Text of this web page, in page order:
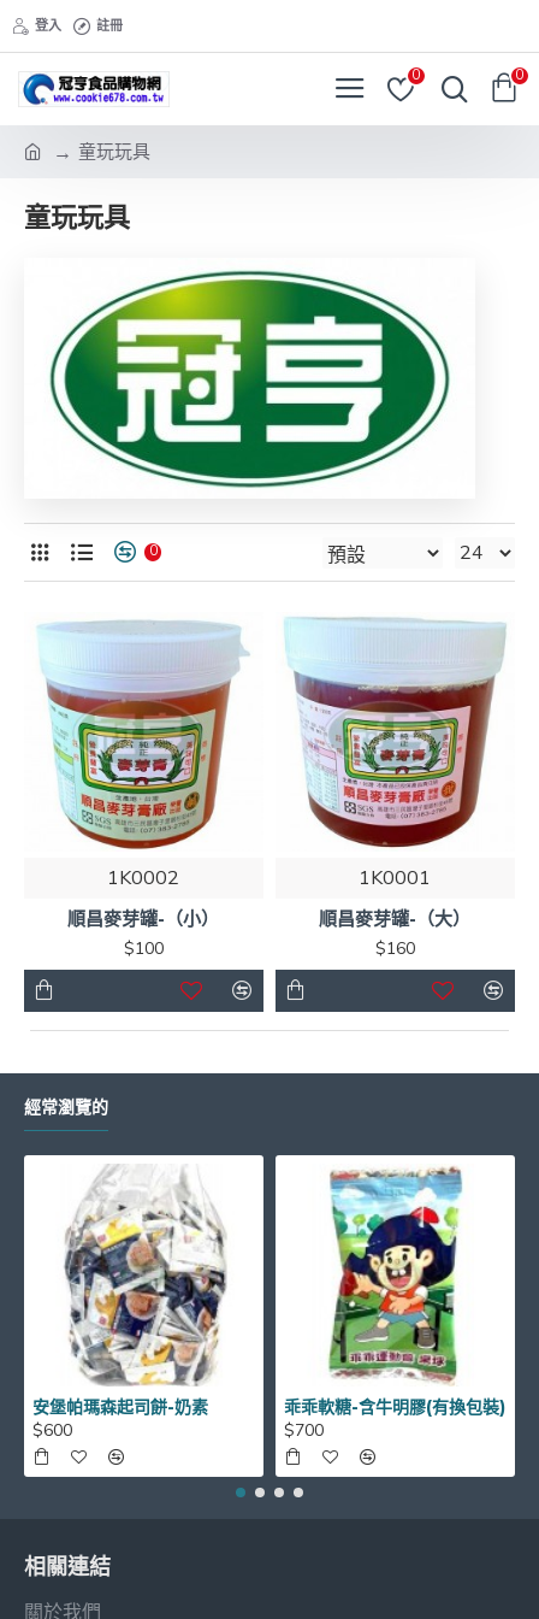
登入 註冊
0 0
童玩玩具
童玩玩具
0
1K0002
順昌麥芽罐-（小）
$100
1K0001
順昌麥芽罐-（大）
$160
經常瀏覽的
安堡帕瑪森起司餅-奶素
$600
乖乖軟糖-含牛明膠(有換包裝)
$700
相關連結
關於我們